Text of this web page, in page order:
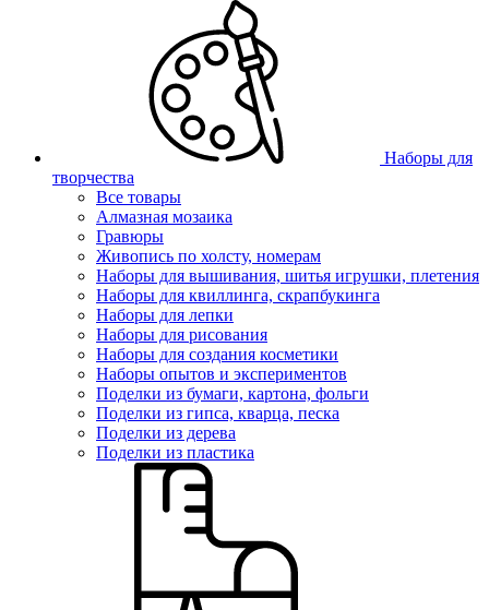
Наборы для
творчества
Все товары
Алмазная мозаика
Гравюры
Живопись по холсту, номерам
Наборы для вышивания, шитья игрушки, плетения
Наборы для квиллинга, скрапбукинга
Наборы для лепки
Наборы для рисования
Наборы для создания косметики
Наборы опытов и экспериментов
Поделки из бумаги, картона, фольги
Поделки из гипса, кварца, песка
Поделки из дерева
Поделки из пластика